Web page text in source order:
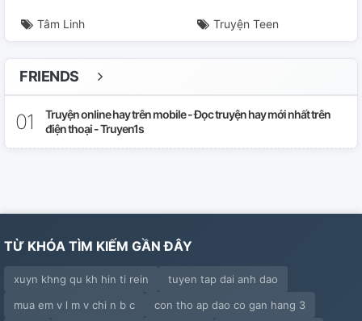
Tâm Linh Truyện Teen
FRIENDS
Truyện online hay trên mobile - Đọc truyện hay mới nhất trên
điện thoại - Truyen1s
TỪ KHÓA TÌM KIẾM GẦN ĐÂY
xuyn khng qu kh hin ti rein
tuyen tap dai anh dao
mua em v l m v chi n b c
con tho ap dao co gan hang 3